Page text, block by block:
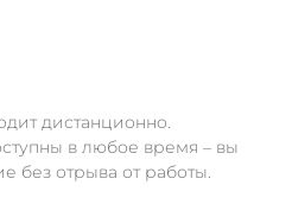
дистанционно.
в любое время – вы
без отрыва от работы.